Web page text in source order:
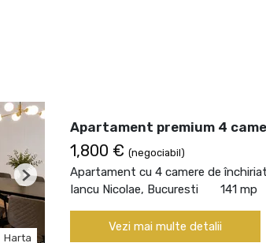
Harta
Next
Apartament premium 4
1,800 € (negociabil)
Apartament cu 4 camere de închiriat
Iancu Nicolae, Bucuresti
141 mp
Vezi mai multe detalii